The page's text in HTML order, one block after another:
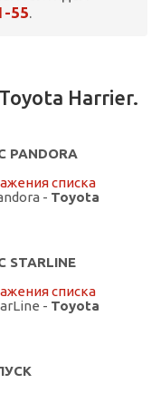
55.
Harrier.
списка
- Toyota
списка
- Toyota